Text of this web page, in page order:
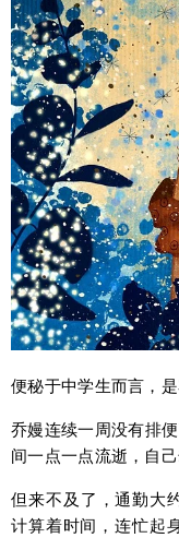
便秘于中学生而言，
乔嫚连续一周没有排
间一点一点流逝，自己
但来不及了，通勤大
计算着时间，连忙起